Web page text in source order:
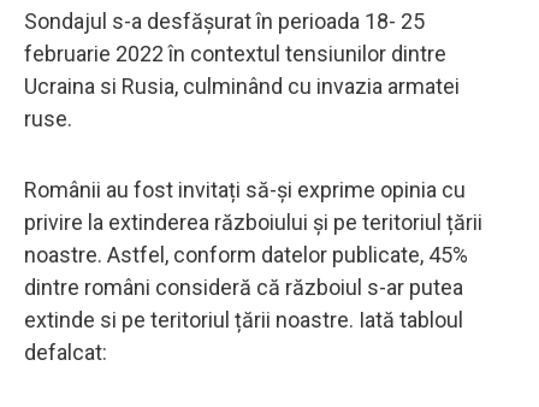
Sondajul s-a desfășurat în perioada 18- 25
februarie 2022 în contextul tensiunilor dintre
Ucraina si Rusia, culminând cu invazia armatei
ruse.
Românii au fost invitați să-și exprime opinia cu
privire la extinderea războiului și pe teritoriul țării
noastre. Astfel, conform datelor publicate, 45%
dintre români consideră că războiul s-ar putea
extinde si pe teritoriul țării noastre. Iată tabloul
defalcat: